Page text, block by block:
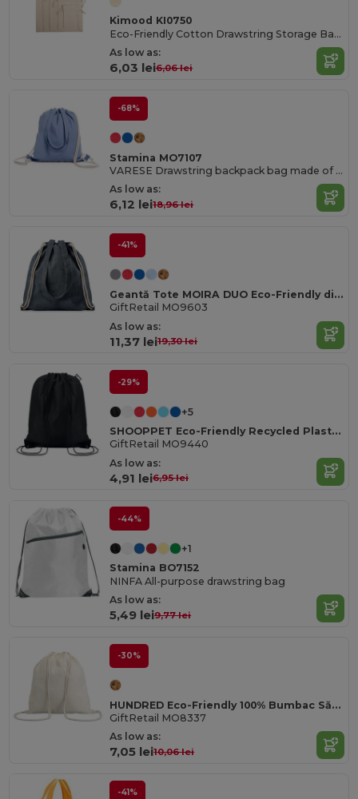
Kimood KI0750
Eco-Friendly Cotton Drawstring Storage Bags
As low as:
6,03 lei6,06 lei
-68%
Stamina MO7107
VARESE Drawstring backpack bag made of 100% recycled cotton in mottled finish
As low as:
6,12 lei18,96 lei
-41%
Geantă Tote MOIRA DUO Eco-Friendly din Bumbac & Poliester Reciclat
GiftRetail MO9603
As low as:
11,37 lei19,30 lei
-29%
+5
SHOOPPET Eco-Friendly Recycled Plastic Drawstring Bag 36x40 CM
GiftRetail MO9440
As low as:
4,91 lei6,95 lei
-44%
+1
Stamina BO7152
NINFA All-purpose drawstring bag
As low as:
5,49 lei9,77 lei
-30%
HUNDRED Eco-Friendly 100% Bumbac Săculeț cu Șnur 37x41CM
GiftRetail MO8337
As low as:
7,05 lei10,06 lei
-41%